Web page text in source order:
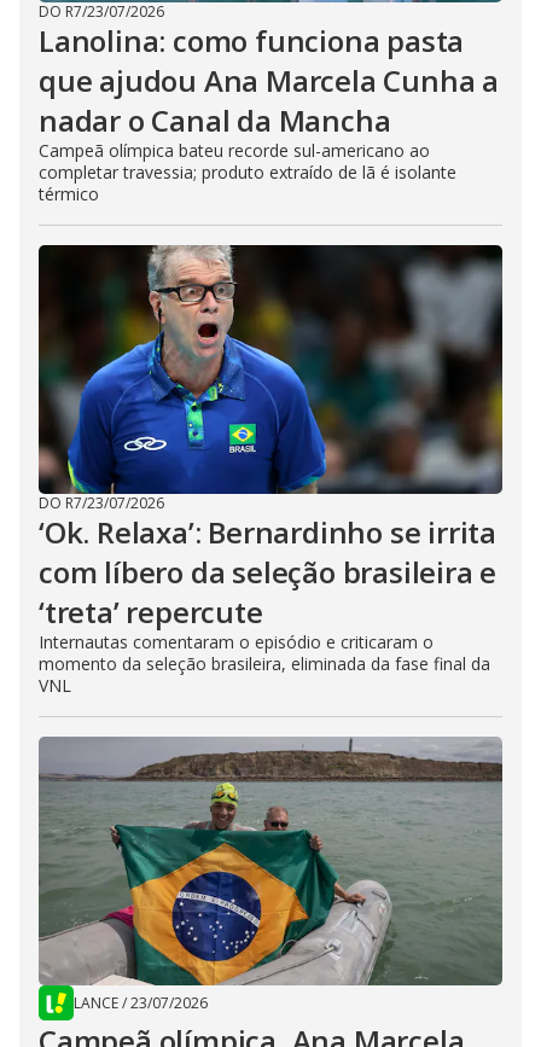
DO R7/23/07/2026
Lanolina: como funciona pasta
que ajudou Ana Marcela Cunha a
nadar o Canal da Mancha
Campeã olímpica bateu recorde sul-americano ao
completar travessia; produto extraído de lã é isolante
térmico
DO R7/23/07/2026
‘Ok. Relaxa’: Bernardinho se irrita
com líbero da seleção brasileira e
‘treta’ repercute
Internautas comentaram o episódio e criticaram o
momento da seleção brasileira, eliminada da fase final da
VNL
LANCE/23/07/2026